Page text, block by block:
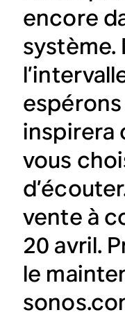
encore
système.
espérons
inspirera
vous
vente à
20 avril.
le